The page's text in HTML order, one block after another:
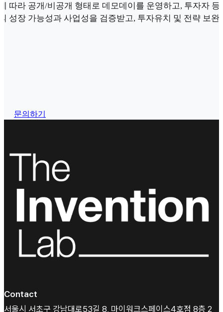
따라 공개/비공개 형태로 데모데이를 운영하고, 투자자 등
성장 가능성과 사업성을 검증받고, 투자유치 및 전략 보완
문의하기
Contact
서울시 서초구 강남대로53길 8, 마이워크스페이스4호점 8층 2